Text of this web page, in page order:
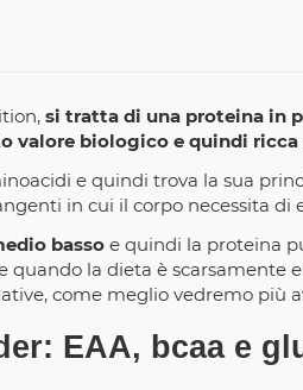
si tratta di una proteina in
valore biologico e quindi
e quindi trova la sua
in cui il corpo necessita di
basso e quindi la proteina
la dieta è scarsamente
come meglio vedremo più
EAA, bcaa e